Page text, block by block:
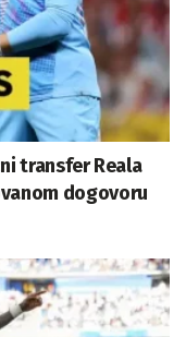
transfer Reala
dogovoru